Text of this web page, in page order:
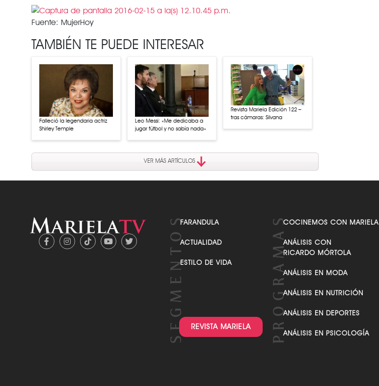
Fuente: MujerHoy
TAMBIÉN TE PUEDE INTERESAR
Falleció la legendaria actriz
Shirley Temple
Leo Messi: «Me dedicaba a
jugar fútbol y no sabía nada»
Revista Mariela Edición 122 –
tras cámaras: Silvana
VER MÁS ARTÍCULOS
FARANDULA
ACTUALIDAD
ESTILO DE VIDA
REVISTA MARIELA
COCINEMOS CON MARIELA
ANÁLISIS CON
RICARDO MÓRTOLA
ANÁLISIS EN MODA
ANÁLISIS EN NUTRICIÓN
ANÁLISIS EN DEPORTES
ANÁLISIS EN PSICOLOGÍA